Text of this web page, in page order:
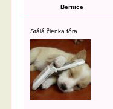
Bernice
Stálá členka fóra